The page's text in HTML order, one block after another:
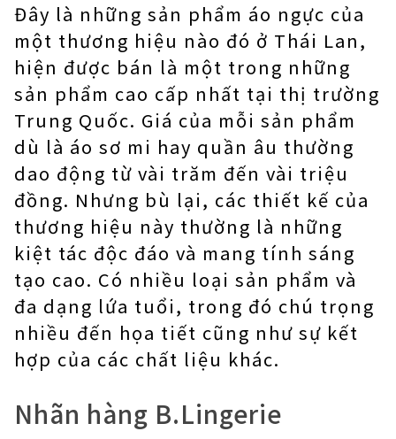
Đây là những sản phẩm áo ngực của
một thương hiệu nào đó ở Thái Lan,
hiện được bán là một trong những
sản phẩm cao cấp nhất tại thị trường
Trung Quốc. Giá của mỗi sản phẩm
dù là áo sơ mi hay quần âu thường
dao động từ vài trăm đến vài triệu
đồng. Nhưng bù lại, các thiết kế của
thương hiệu này thường là những
kiệt tác độc đáo và mang tính sáng
tạo cao. Có nhiều loại sản phẩm và
đa dạng lứa tuổi, trong đó chú trọng
nhiều đến họa tiết cũng như sự kết
hợp của các chất liệu khác.
Nhãn hàng B.Lingerie